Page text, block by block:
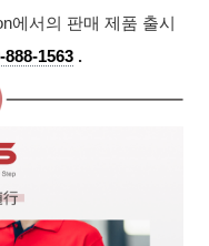
에서의 판매 제품 출시
888-1563.